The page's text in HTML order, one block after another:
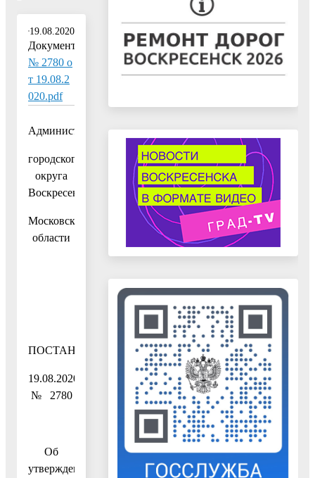
19.08.2020
Документ:
№ 2780 о
т 19.08.2
020.pdf
Администрация
городского
округа
Воскресенск
Московской
области
ПОСТАНОВЛЕНИЕ
19.08.2020
№ 2780
Об
утверждении